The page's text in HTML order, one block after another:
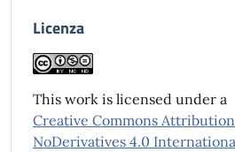
Licenza
This work is licensed under a
Creative Commons
NoDerivatives 4.0